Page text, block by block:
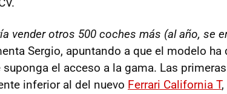
vender otros 500 coches más (al año, se
Sergio, apuntando a que el modelo ha
suponga el acceso a la gama. Las
inferior al del nuevo Ferrari California T,